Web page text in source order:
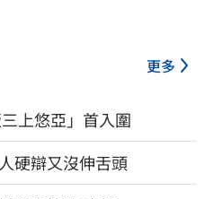
更多
上悠亞」首入圍
硬辯又沒伸舌頭